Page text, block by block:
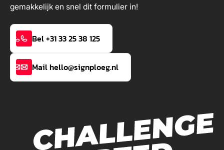
gemakkelijk en snel dit formulier in!
Bel +31 33 25 38 125
Mail hello@signploeg.nl